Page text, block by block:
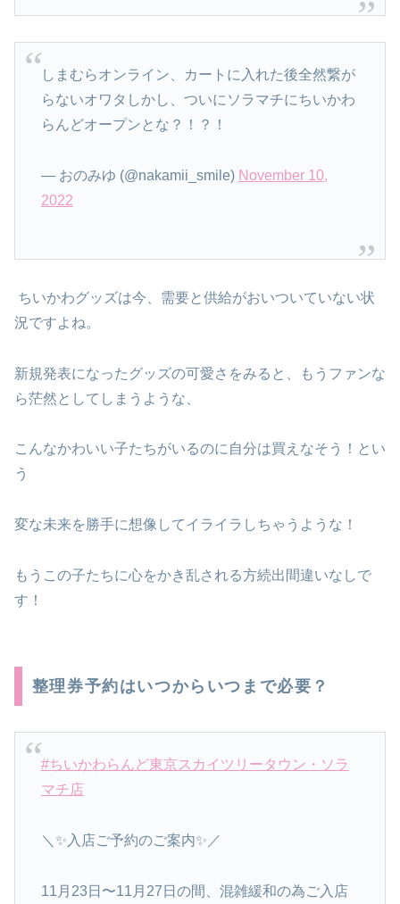
しまむらオンライン、カートに入れた後全然繋が
らないオワタしかし、ついにソラマチにちいかわ
らんどオープンとな？！？！
— おのみゆ (@nakamii_smile) November 10,
2022
ちいかわグッズは今、需要と供給がおいついていない状
況ですよね。
新規発表になったグッズの可愛さをみると、もうファンな
ら茫然としてしまうような、
こんなかわいい子たちがいるのに自分は買えなそう！とい
う
変な未来を勝手に想像してイライラしちゃうような！
もうこの子たちに心をかき乱される方続出間違いなしで
す！
整理券予約はいつからいつまで必要？
#ちいかわらんど東京スカイツリータウン・ソラ
マチ店
＼✨入店ご予約のご案内✨／
11月23日〜11月27日の間、混雑緩和の為ご入店